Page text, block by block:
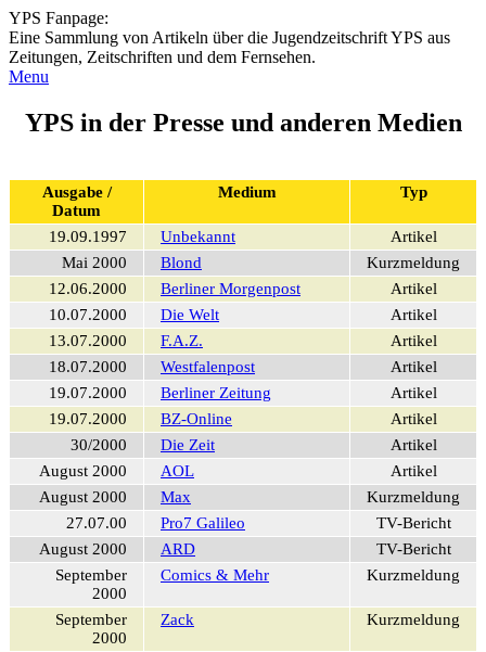
YPS Fanpage:
Eine Sammlung von Artikeln über die Jugendzeitschrift YPS aus
Zeitungen, Zeitschriften und dem Fernsehen.
Menu
YPS in der Presse und anderen Medien
Ausgabe /
Datum
Medium Typ
19.09.1997 Unbekannt
Artikel
Mai 2000
Blond
Kurzmeldung
12.06.2000
Berliner Morgenpost
Artikel
10.07.2000
Die Welt
Artikel
13.07.2000
F.A.Z.
Artikel
18.07.2000
Westfalenpost
Artikel
19.07.2000
Berliner Zeitung
Artikel
19.07.2000
BZ-Online
Artikel
30/2000
Die Zeit
Artikel
August 2000
AOL
Artikel
August 2000
Max
Kurzmeldung
27.07.00
Pro7 Galileo
TV-Bericht
August 2000
ARD
TV-Bericht
September
2000
Comics & Mehr Kurzmeldung
September
2000
Zack Kurzmeldung